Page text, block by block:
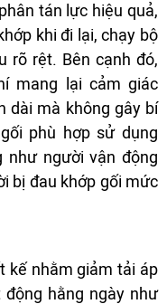
tán lực hiệu quả,
khi đi lại, chạy bộ
rõ rệt. Bên cạnh đó,
mang lại cảm giác
dài mà không gây bí
phù hợp sử dụng
như người vận động
bị đau khớp gối mức
kế nhằm giảm tải áp
hằng ngày như